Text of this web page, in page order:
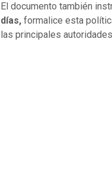
El documento también
días, formalice esta
las principales